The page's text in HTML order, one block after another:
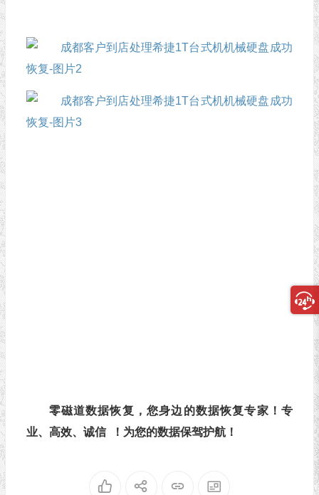
零磁道数据恢复，您身边的数据恢复专家！专
业、高效、诚信 ！为您的数据保驾护航！